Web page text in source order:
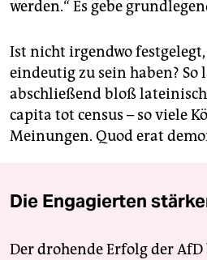
werden.“ Es gebe
Ist nicht irgendwo
eindeutig zu sein haben? So
abschließend bloß
capita tot census – so viele
Meinungen. Quod erat
Die Engagierten
Der drohende Erfolg der